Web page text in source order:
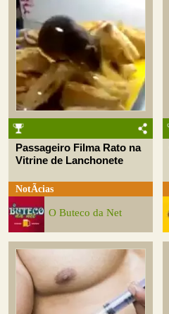
Passageiro Filma Rato na
Vitrine de Lanchonete
NotÃ­cias
O Buteco da Net